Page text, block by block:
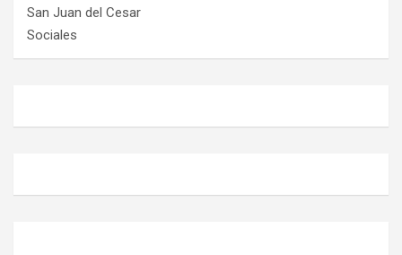
San Juan del Cesar
Sociales